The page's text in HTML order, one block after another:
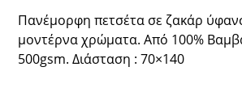
Πανέμορφη πετσέτα σε ζακάρ
μοντέρνα χρώματα. Από 100%
500gsm. Διάσταση : 70×140